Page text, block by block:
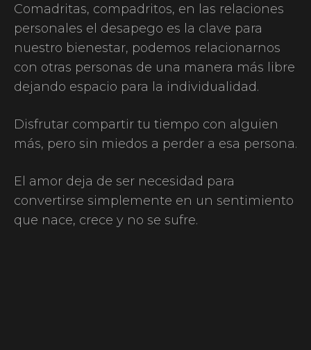
Comadritas, compadritos, en las relaciones
personales el desapego es la clave para
nuestro bienestar, podemos relacionarnos
con otras personas de una manera más libre
dejando espacio para la individualidad.
Disfrutar compartir tu tiempo con alguien
más, pero sin miedos a perder a esa persona.
El amor deja de ser necesidad para
convertirse simplemente en un sentimiento
que nace, crece y no se sufre.